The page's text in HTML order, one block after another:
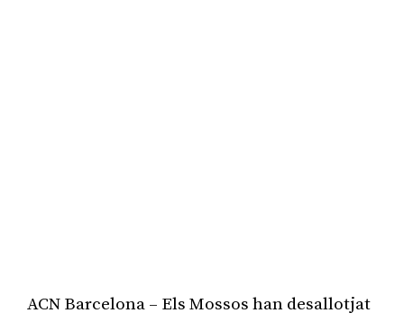
ACN Barcelona – Els Mossos han desallotjat